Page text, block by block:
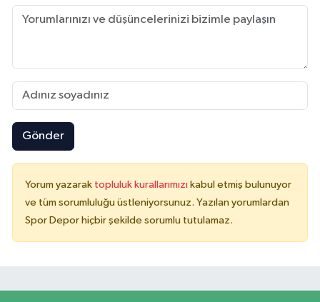
Gönder
Yorum yazarak topluluk kurallarımızı kabul etmiş bulunuyor
ve tüm sorumluluğu üstleniyorsunuz. Yazılan yorumlardan
Spor Depor hiçbir şekilde sorumlu tutulamaz.